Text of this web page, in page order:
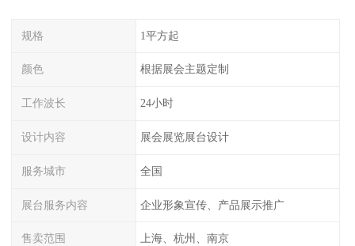
规格 1平方起
颜色 根据展会主题定制
工作波长 24小时
设计内容 展会展览展台设计
服务城市 全国
展台服务内容 企业形象宣传、产品展示推广
售卖范围 上海、杭州、南京